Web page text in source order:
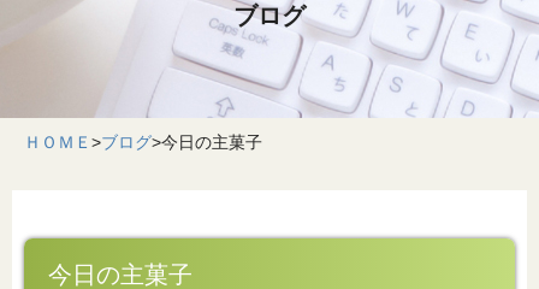
ブログ
ＨＯＭＥ >ブログ>今日の主菓子
今日の主菓子